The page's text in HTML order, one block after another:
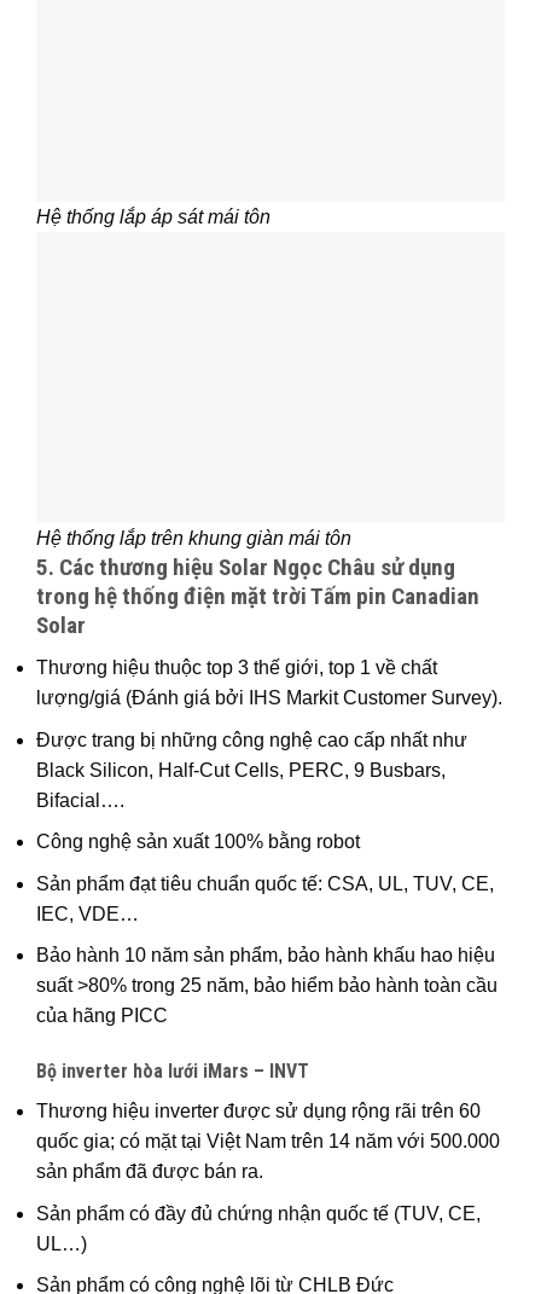
Hệ thống lắp áp sát mái tôn
Hệ thống lắp trên khung giàn mái tôn
5. Các thương hiệu Solar Ngọc Châu sử dụng
trong hệ thống điện mặt trời Tấm pin Canadian
Solar
Thương hiệu thuộc top 3 thế giới, top 1 về chất
lượng/giá (Đánh giá bởi IHS Markit Customer Survey).
Được trang bị những công nghệ cao cấp nhất như
Black Silicon, Half-Cut Cells, PERC, 9 Busbars,
Bifacial….
Công nghệ sản xuất 100% bằng robot
Sản phẩm đạt tiêu chuẩn quốc tế: CSA, UL, TUV, CE,
IEC, VDE…
Bảo hành 10 năm sản phẩm, bảo hành khấu hao hiệu
suất >80% trong 25 năm, bảo hiểm bảo hành toàn cầu
của hãng PICC
Bộ inverter hòa lưới iMars – INVT
Thương hiệu inverter được sử dụng rộng rãi trên 60
quốc gia; có mặt tại Việt Nam trên 14 năm với 500.000
sản phẩm đã được bán ra.
Sản phẩm có đầy đủ chứng nhận quốc tế (TUV, CE,
UL…)
Sản phẩm có công nghệ lõi từ CHLB Đức